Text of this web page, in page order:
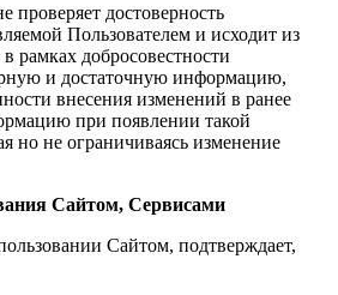
достоверность
Пользователем и исходит из
рамках добросовестности
и достаточную информацию,
внесения изменений в ранее
при появлении такой
но не ограничиваясь изменение
Сайтом, Сервисами
Сайтом, подтверждает,